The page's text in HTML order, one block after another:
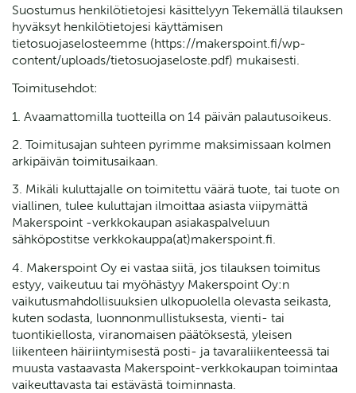
Suostumus henkilötietojesi käsittelyyn Tekemällä tilauksen
hyväksyt henkilötietojesi käyttämisen
tietosuojaselosteemme (https://makerspoint.fi/wp-
content/uploads/tietosuojaseloste.pdf) mukaisesti.
Toimitusehdot:
1. Avaamattomilla tuotteilla on 14 päivän palautusoikeus.
2. Toimitusajan suhteen pyrimme maksimissaan kolmen
arkipäivän toimitusaikaan.
3. Mikäli kuluttajalle on toimitettu väärä tuote, tai tuote on
viallinen, tulee kuluttajan ilmoittaa asiasta viipymättä
Makerspoint -verkkokaupan asiakaspalveluun
sähköpostitse verkkokauppa(at)makerspoint.fi.
4. Makerspoint Oy ei vastaa siitä, jos tilauksen toimitus
estyy, vaikeutuu tai myöhästyy Makerspoint Oy:n
vaikutusmahdollisuuksien ulkopuolella olevasta seikasta,
kuten sodasta, luonnonmullistuksesta, vienti- tai
tuontikiellosta, viranomaisen päätöksestä, yleisen
liikenteen häiriintymisestä posti- ja tavaraliikenteessä tai
muusta vastaavasta Makerspoint-verkkokaupan toimintaa
vaikeuttavasta tai estävästä toiminnasta.